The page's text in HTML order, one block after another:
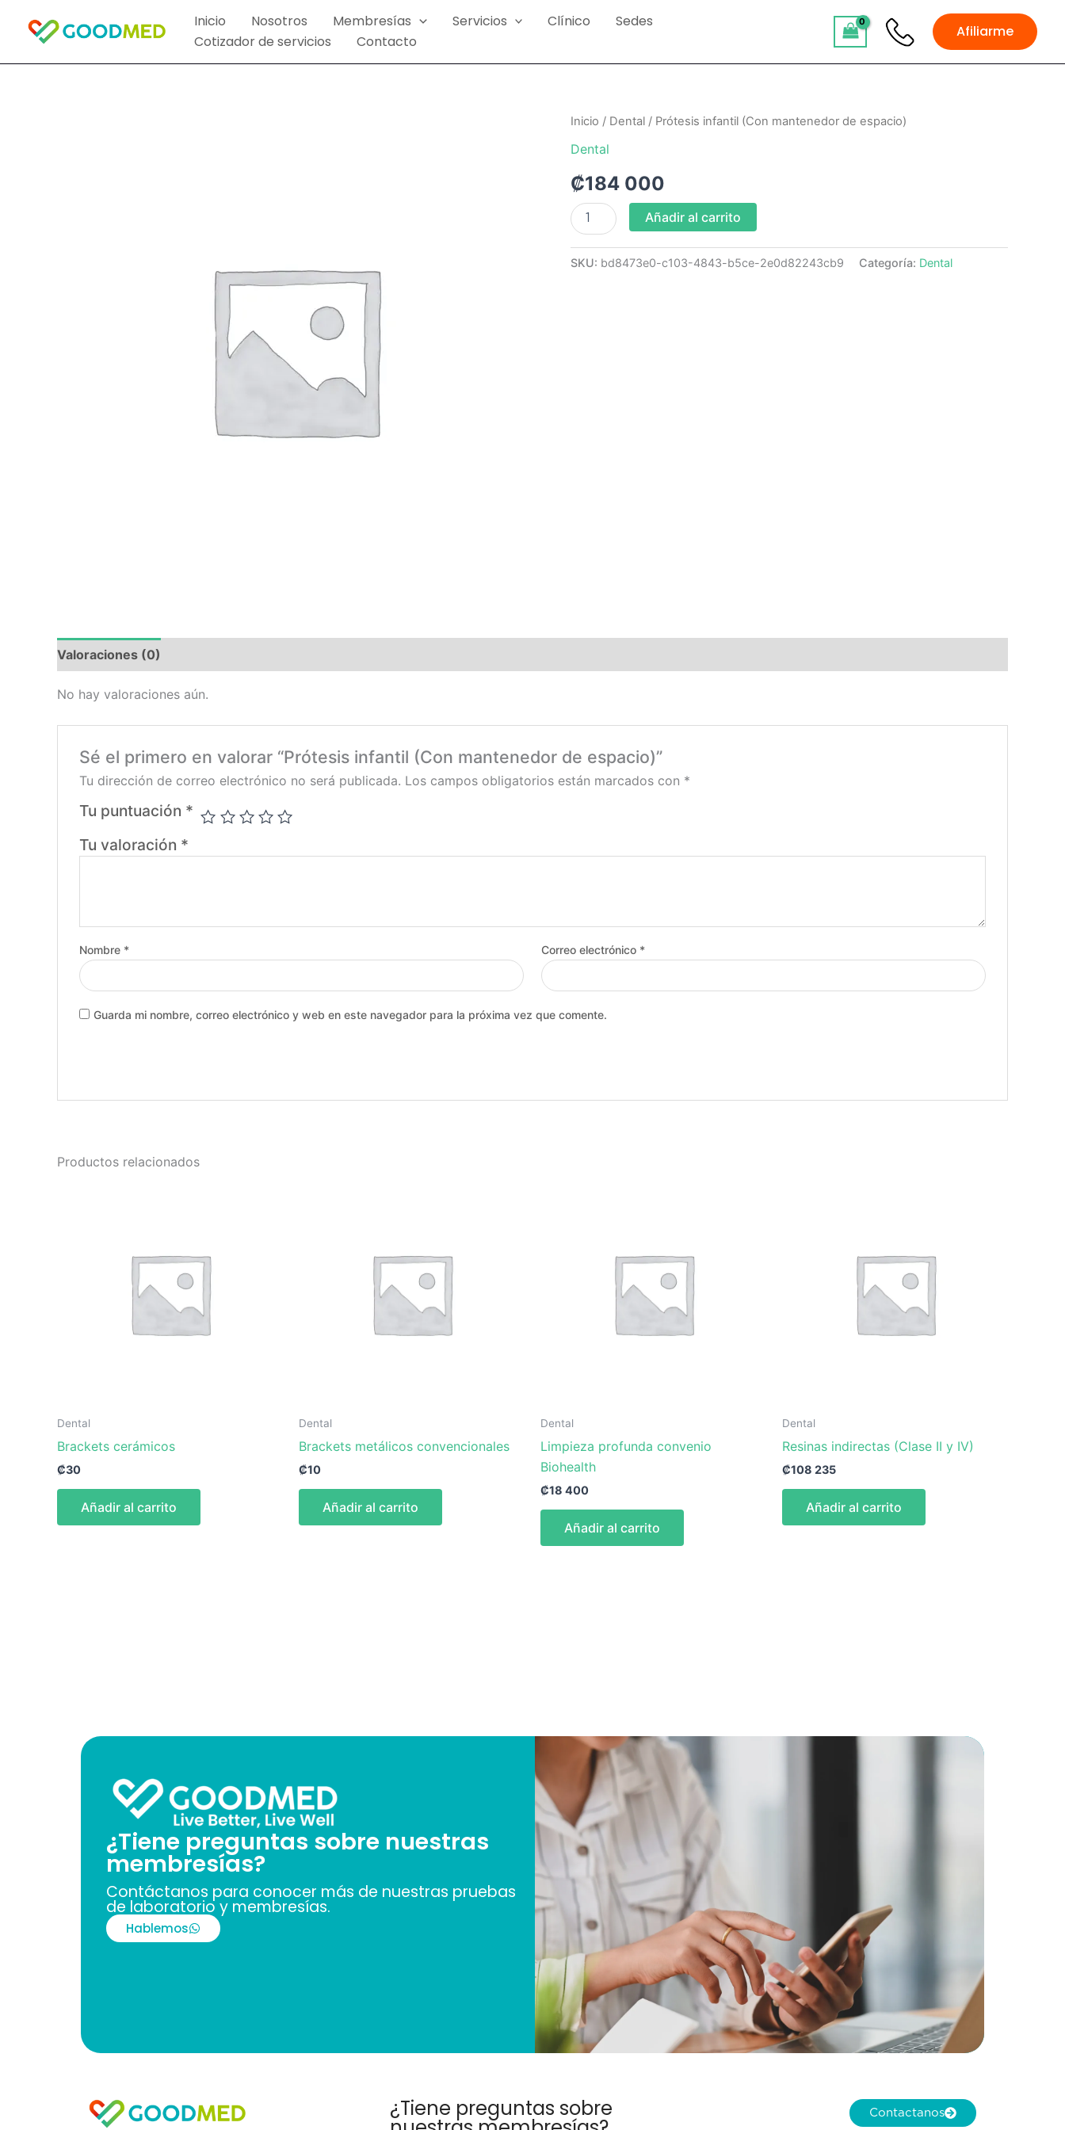
Inicio Nosotros Membresías Servicios Clínico
Sedes
Cotizador de servicios
Contacto
Afiliarme
Inicio / Dental / Prótesis infantil (Con mantenedor de espacio)
Dental
₡184 000
Prótesis
(Con
de
cantidad
Añadir al carrito
SKU: bd8473e0-c103-4843-b5ce-2e0d82243cb9 Categoría: Dental
Valoraciones (0)
No hay valoraciones aún.
Sé el primero en valorar “Prótesis infantil (Con mantenedor de espacio)”
Tu dirección de correo electrónico no será publicada. Los campos obligatorios están marcados con *
Tu puntuación *
Tu valoración *
Nombre * Correo electrónico *
Guarda mi nombre, correo electrónico y web en este navegador para la próxima vez que comente.
Productos relacionados
Dental
Brackets cerámicos
₡30
Añadir al carrito
Dental
Brackets metálicos convencionales
₡10
Añadir al carrito
Dental
Limpieza profunda convenio
Biohealth
₡18 400
Añadir al carrito
Dental
Resinas indirectas (Clase II y IV)
₡108 235
Añadir al carrito
¿Tiene preguntas sobre nuestras
membresías?
Contáctanos para conocer más de nuestras pruebas
de laboratorio y membresías.
Hablemos
¿Tiene preguntas sobre Contactanos